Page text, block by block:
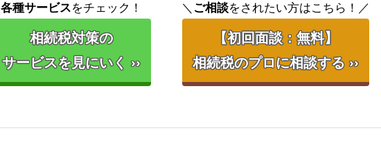
各種サービスをチェック！
相続税対策の
サービスを見にいく ››
＼ ご相談をされたい方はこちら！／
【初回面談：無料】
相続税のプロに相談する ››